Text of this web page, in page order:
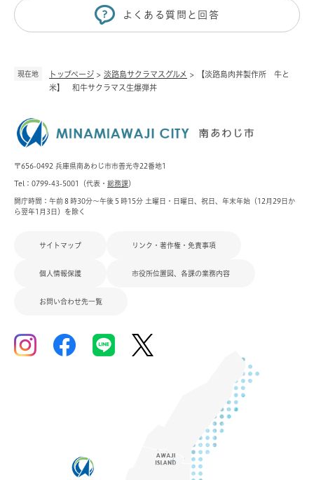
現在地 トップページ > 淡路島サクラマスグルメ >
【淡路島肉丼製作所 牛と
米】 和牛サクラマス生爆弾丼
よくある質問と回答
〒656-0492 兵庫県南あわじ市市善光寺22番地1
Tel：0799-43-5001（代表・ 総務課）
開庁時間：午前８時30分～午後５時15分 土曜日・日曜日、祝日、年末年始（12月29日か
ら翌年1月3日）を除く
サイトマップ リンク・著作権・免責事項
個人情報保護 市役所位置図、各課の業務内容
お問い合わせ先一覧